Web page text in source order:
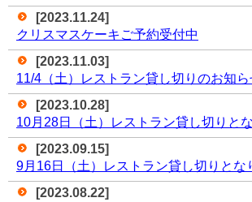
[2023.11.24]
クリスマスケーキご予約受付中
[2023.11.03]
11/4（土）レストラン貸し切りのお知ら
[2023.10.28]
10月28日（土）レストラン貸し切りと
[2023.09.15]
9月16日（土）レストラン貸し切りとな
[2023.08.22]